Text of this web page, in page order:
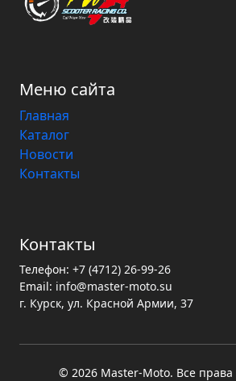
Меню сайта
Главная
Каталог
Новости
Контакты
Контакты
Телефон: +7 (4712) 26-99-26
Email: info@master-moto.su
г. Курск, ул. Красной Армии, 37
© 2026 Master‑Moto. Все